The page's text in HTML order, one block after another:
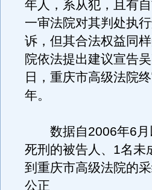
年人，系从犯，且有
一审法院对其判处执
诉，但其合法权益同
院依法提出建议宣告
日，重庆市高级法院
年。
数据自2006年6月
死刑的被告人、1名未
到重庆市高级法院的
公正